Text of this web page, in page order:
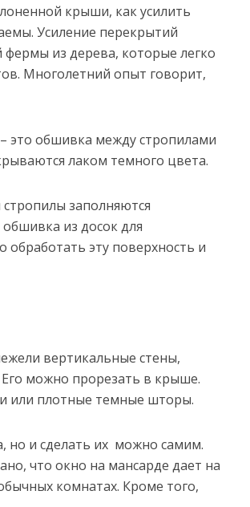
крыши, как усилить
Усиление перекрытий
из дерева, которые легко
Многолетний опыт говорит,
это обшивка между стропилами
лаком темного цвета.
заполняются
из досок для
обработать эту поверхность и
вертикальные стены,
можно прорезать в крыше.
или плотные темные шторы.
но и сделать их можно самим.
что окно на мансарде дает на
комнатах. Кроме того,